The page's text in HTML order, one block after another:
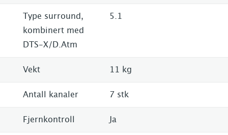
Type surround,
kombinert med
DTS-X/D.Atm
5.1
Vekt 11 kg
Antall kanaler 7 stk
Fjernkontroll Ja